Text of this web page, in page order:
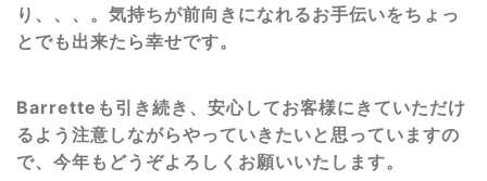
り、、、。 気持ちが前向きになれるお手伝いをちょっ
とでも出来たら幸せです。
Barretteも引き続き、安心してお客様にきていただけ
るよう注意しながらやっていきたいと思っていますの
で、今年もどうぞよろしくお願いいたします。